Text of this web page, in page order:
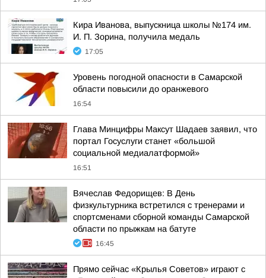
Кира Иванова, выпускница школы №174 им.
И. П. Зорина, получила медаль
17:05
Уровень погодной опасности в Самарской
области повысили до оранжевого
16:54
Глава Минцифры Максут Шадаев заявил, что
портал Госуслуги станет «большой
социальной медиалатформой»
16:51
Вячеслав Федорищев: В День
физкультурника встретился с тренерами и
спортсменами сборной команды Самарской
области по прыжкам на батуте
16:45
Прямо сейчас «Крылья Советов» играют с